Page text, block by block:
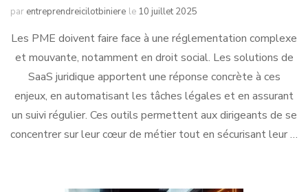
par entreprendreicilotbiniere le 10 juillet 2025
Les PME doivent faire face à une réglementation complexe
et mouvante, notamment en droit social. Les solutions de
SaaS juridique apportent une réponse concrète à ces
enjeux, en automatisant les tâches légales et en assurant
un suivi régulier. Ces outils permettent aux dirigeants de se
concentrer sur leur cœur de métier tout en sécurisant leur …